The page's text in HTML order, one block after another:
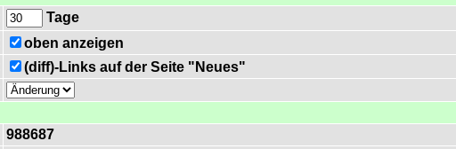
Tage
oben anzeigen
(diff)-Links auf der Seite "Neues"
988687